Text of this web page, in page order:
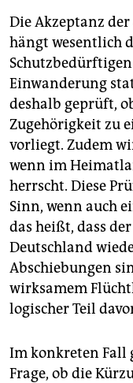
Die Akzeptanz
hängt wesentlich
Einwanderung
deshalb geprüft,
Zugehörigkeit zu
vorliegt. Zudem
wenn im
herrscht. Diese
Sinn, wenn auch
das heißt, dass
Deutschland
Abschiebungen
wirksamem
logischer Teil
Im konkreten Fall
Frage, ob die